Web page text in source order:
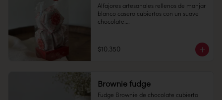
Alfajores artesanales rellenos de manjar
blanco casero cubiertos con un suave
chocolate.
Conservación: Mantener refrigeradas
entre 4°C y 10°C
$10.350
Brownie fudge
Fudge Brownie de chocolate cubierto